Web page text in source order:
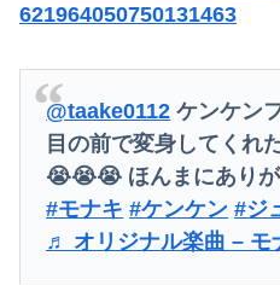
621964050750131463
@taake0112 ケンケン
目の前で変身してく
😭😭😭 ほんまにあり
#モナキ #ケンケン #ジ
♬ オリジナル楽曲 – モ